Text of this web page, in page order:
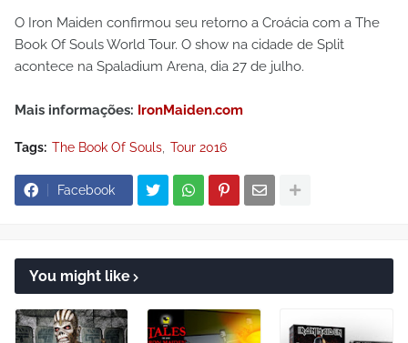
O Iron Maiden confirmou seu retorno a Croácia com a The
Book Of Souls World Tour. O show na cidade de Split
acontece na Spaladium Arena, dia 27 de julho.
Mais informações: IronMaiden.com
Tags: The Book Of Souls Tour 2016
Facebook
You might like